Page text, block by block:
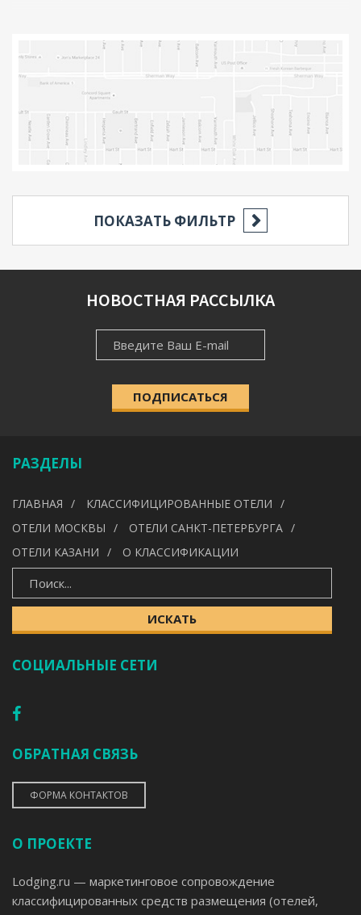
ПОКАЗАТЬ ФИЛЬТР
НАСЕЛЁННЫЙ ПУНКТ
ИСКАТЬ
НОВОСТНАЯ РАССЫЛКА
ПОДПИСАТЬСЯ
РАЗДЕЛЫ
ГЛАВНАЯ
КЛАССИФИЦИРОВАННЫЕ ОТЕЛИ
ОТЕЛИ МОСКВЫ
ОТЕЛИ САНКТ-ПЕТЕРБУРГА
ОТЕЛИ КАЗАНИ
О КЛАССИФИКАЦИИ
ИСКАТЬ
СОЦИАЛЬНЫЕ СЕТИ
ОБРАТНАЯ СВЯЗЬ
ФОРМА КОНТАКТОВ
О ПРОЕКТЕ
Lodging.ru — маркетинговое сопровождение
классифицированных средств размещения (отелей,